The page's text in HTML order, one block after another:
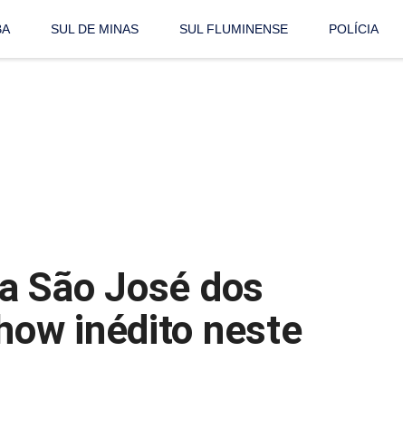
SUL DE MINAS SUL FLUMINENSE POLÍCIA
São José dos
inédito neste